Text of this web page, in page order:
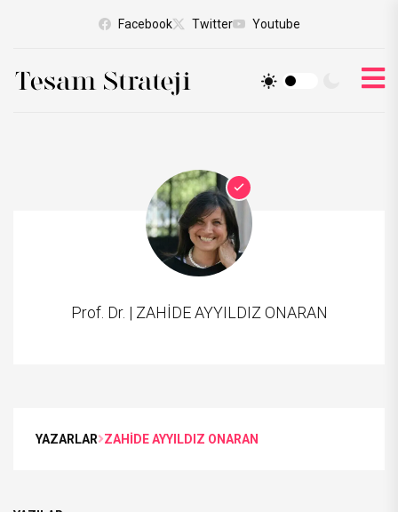
Facebook Twitter Youtube
Prof. Dr. | ZAHİDE AYYILDIZ ONARAN
YAZARLAR ZAHİDE AYYILDIZ ONARAN